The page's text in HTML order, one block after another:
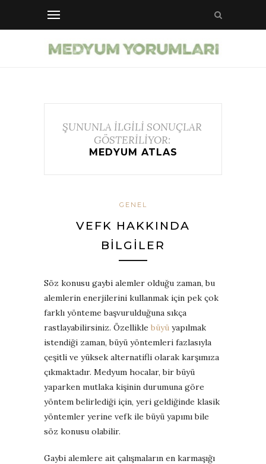
ŞUNUNLA İLGİLİ SONUÇLAR
GÖSTERİLİYOR:
MEDYUM ATLAS
GENEL
VEFK HAKKINDA
BILGILER
Söz konusu gaybi alemler olduğu zaman, bu
alemlerin enerjilerini kullanmak için pek çok
farklı yönteme başvurulduğuna sıkça
rastlayabilirsiniz. Özellikle büyü yapılmak
istendiği zaman, büyü yöntemleri fazlasıyla
çeşitli ve yüksek alternatifli olarak karşımıza
çıkmaktadır. Medyum hocalar, bir büyü
yaparken mutlaka kişinin durumuna göre
yöntem belirlediği için, yeri geldiğinde klasik
yöntemler yerine vefk ile büyü yapımı bile
söz konusu olabilir.
Gaybi alemlere ait çalışmaların en karmaşığı